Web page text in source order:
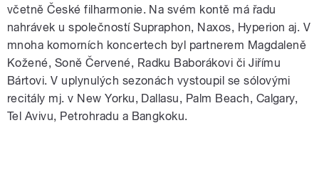
včetně České filharmonie. Na svém kontě má řadu
nahrávek u společností Supraphon, Naxos, Hyperion aj. V
mnoha komorních koncertech byl partnerem Magdaleně
Kožené, Soně Červené, Radku Baborákovi či Jiřímu
Bártovi. V uplynulých sezonách vystoupil se sólovými
recitály mj. v New Yorku, Dallasu, Palm Beach, Calgary,
Tel Avivu, Petrohradu a Bangkoku.